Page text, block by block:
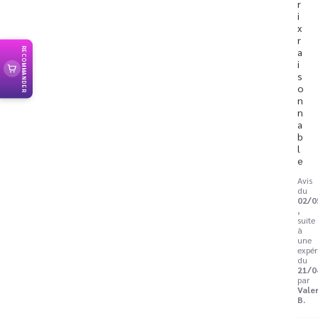
r
i
x
r
a
i
s
o
n
n
a
b
l
e
Avis
du
02/
,
suite
à
une
du
21/
par
B.
RECOMMANDER